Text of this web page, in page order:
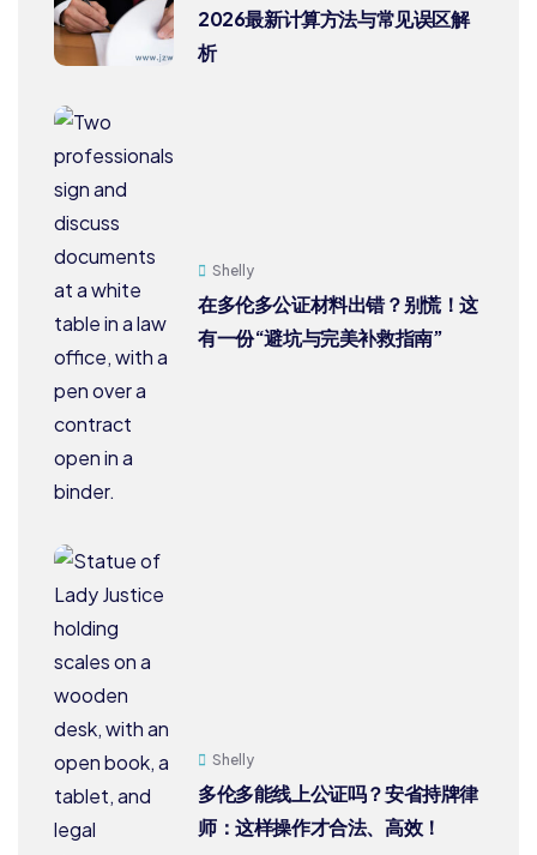
2026最新计算方法与常见误区解
析
Shelly
在多伦多公证材料出错？别慌！这
有一份“避坑与完美补救指南”
Shelly
多伦多能线上公证吗？安省持牌律
师：这样操作才合法、高效！